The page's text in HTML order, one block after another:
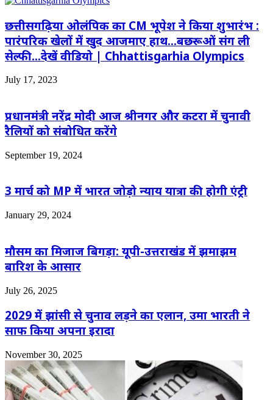
छत्तीसगढ़िया ओलंपिक का CM भूपेश ने किया शुभारंभ :
पारंपरिक खेलों में खुद आजमाए हाथ…बछरूओं संग ली
सेल्फी…देखें वीडियो | Chhattisgarhia Olympics
July 17, 2023
प्रधानमंत्री नरेंद्र मोदी आज श्रीनगर और कटरा में चुनावी
रैलियों को संबोधित करेंगे
September 19, 2024
3 मार्च को MP में भारत जोड़ो न्याय यात्रा की होगी एंट्री
January 29, 2024
मौसम का मिजाज बिगड़ा: यूपी-उत्तराखंड में झमाझम
बारिश के आसार
July 26, 2025
2029 में झांसी से चुनाव लड़ने का एलान, उमा भारती ने
साफ किया अपना इरादा
November 30, 2025